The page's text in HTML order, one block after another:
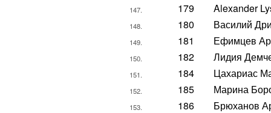
147. 179 Alexander
148. 180 Василий
149. 181 Ефимцев
150. 182 Лидия
151. 184 Цахариас
152. 185 Марина
153. 186 Брюханов